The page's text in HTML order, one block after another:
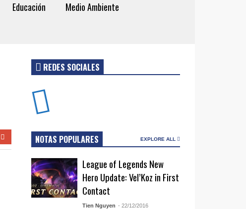
Educación
Medio Ambiente
REDES SOCIALES
NOTAS POPULARES EXPLORE ALL
League of Legends New
Hero Update: Vel’Koz in First
Contact
Tien Nguyen - 22/12/2016